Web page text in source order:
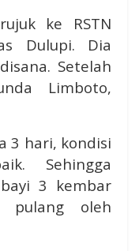
ke RSTN
Dulupi. Dia
Setelah
Limboto,
3 hari, kondisi
Sehingga
3 kembar
pulang oleh